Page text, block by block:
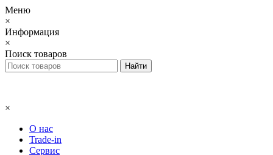
Меню
×
Информация
×
Поиск товаров
×
О нас
Trade-in
Сервис